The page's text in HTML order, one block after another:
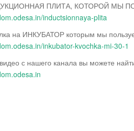
ПЛИТА, КОТОРОЙ МЫ
inductsionnaya-plita
на ИНКУБАТОР которым мы
inkubator-kvochka-mi-30-1
с нашего канала вы можете